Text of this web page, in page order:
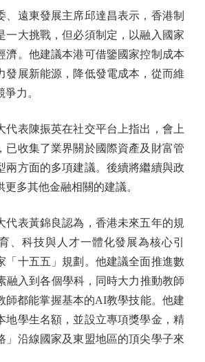
遠東發展主席邱達昌表示，香港制
一大挑戰，但必須制定，以融入國家
濟。他建議本港可借鑒國家控制成本
發展新能源，降低發電成本，從而維
力。
表陳振英在社交平台上指出，會上
已收集了業界關於國際資產及財富管
兩方面的多項建議。後續將繼續與政
多其他金融相關的建議。
表黃錦良認為，香港未來五年的規
、科技與人才一體化發展為核心引
「十五五」規劃。他建議全面推進數
融入到各個學科，同時大力推動教師
師都能掌握基本的AI教學技能。他建
地學生名額，並設立專項獎學金，精
」沿線國家及東盟地區的頂尖學子來